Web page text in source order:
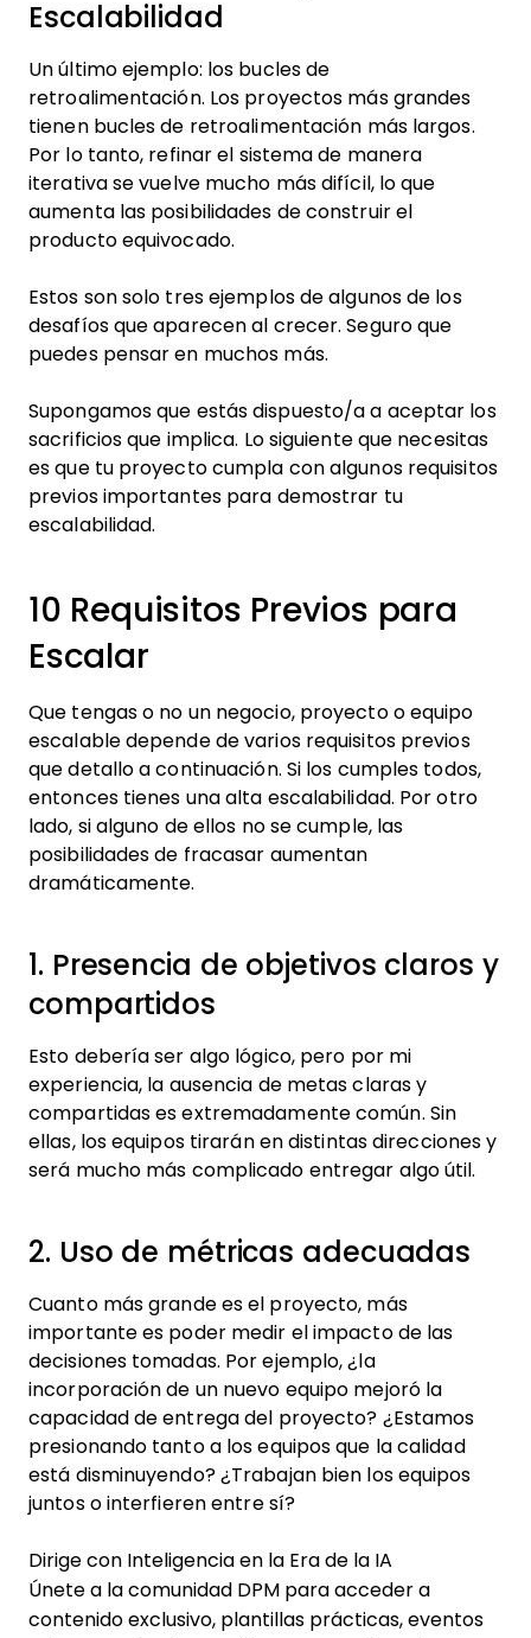
Escalabilidad
Un último ejemplo: los bucles de
retroalimentación. Los proyectos más grandes
tienen bucles de retroalimentación más largos.
Por lo tanto, refinar el sistema de manera
iterativa se vuelve mucho más difícil, lo que
aumenta las posibilidades de construir el
producto equivocado.
Estos son solo tres ejemplos de algunos de los
desafíos que aparecen al crecer. Seguro que
puedes pensar en muchos más.
Supongamos que estás dispuesto/a a aceptar los
sacrificios que implica. Lo siguiente que necesitas
es que tu proyecto cumpla con algunos requisitos
previos importantes para demostrar tu
escalabilidad.
10 Requisitos Previos para
Escalar
Que tengas o no un negocio, proyecto o equipo
escalable depende de varios requisitos previos
que detallo a continuación. Si los cumples todos,
entonces tienes una alta escalabilidad. Por otro
lado, si alguno de ellos no se cumple, las
posibilidades de fracasar aumentan
dramáticamente.
1. Presencia de objetivos claros y
compartidos
Esto debería ser algo lógico, pero por mi
experiencia, la ausencia de metas claras y
compartidas es extremadamente común. Sin
ellas, los equipos tirarán en distintas direcciones y
será mucho más complicado entregar algo útil.
2. Uso de métricas adecuadas
Cuanto más grande es el proyecto, más
importante es poder medir el impacto de las
decisiones tomadas. Por ejemplo, ¿la
incorporación de un nuevo equipo mejoró la
capacidad de entrega del proyecto? ¿Estamos
presionando tanto a los equipos que la calidad
está disminuyendo? ¿Trabajan bien los equipos
juntos o interfieren entre sí?
Dirige con Inteligencia en la Era de la IA
Únete a la comunidad DPM para acceder a
contenido exclusivo, plantillas prácticas, eventos